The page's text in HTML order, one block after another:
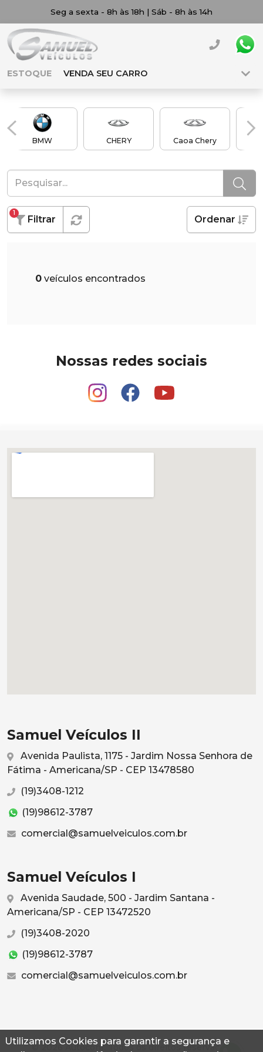
Utilizamos Cookies para garantir a segurança e
Seg a sexta - 8h às 18h | Sáb - 8h às 14h
ESTOQUE VENDA SEU CARRO
BMW CHERY Caoa Chery
Filtrar
1
Ordenar
0 veículos encontrados
Nossas redes sociais
Samuel Veículos II
Avenida Paulista, 1175 - Jardim Nossa Senhora de
Fátima - Americana/SP - CEP 13478580
(19)3408-1212
(19)98612-3787
comercial@samuelveiculos.com.br
Samuel Veículos I
Avenida Saudade, 500 - Jardim Santana -
Americana/SP - CEP 13472520
(19)3408-2020
(19)98612-3787
comercial@samuelveiculos.com.br
© 2026 Autoconf. Todos os direitos reservados.